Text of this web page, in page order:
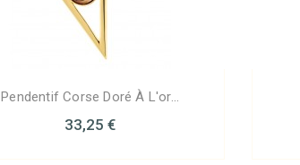
Pendentif Corse Doré À L'or...
33,25 €